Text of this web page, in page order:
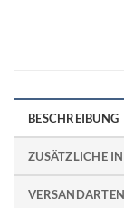
BESCHREIBUNG
ZUSÄTZLICHE
VERSANDARTEN